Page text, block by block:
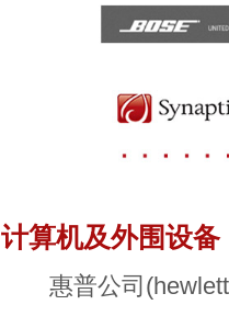
计算机及外围设备
惠普公司(hewlett-